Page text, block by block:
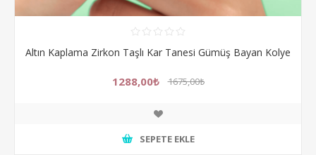
Altın Kaplama Zirkon Taşlı Kar Tanesi Gümüş Bayan Kolye
1288,00₺ 1675,00₺
SEPETE EKLE